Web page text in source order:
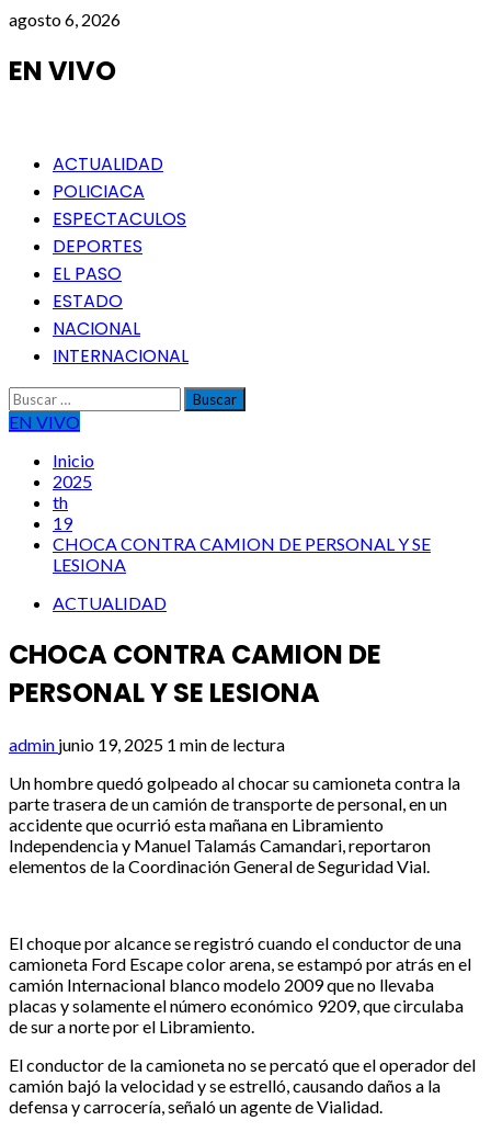
Saltar
contenido
agosto 6, 2026
EN VIVO
Menú
principal
ACTUALIDAD
POLICIACA
ESPECTACULOS
DEPORTES
EL PASO
ESTADO
NACIONAL
INTERNACIONAL
Buscar:
EN VIVO
Inicio
2025
th
19
CHOCA CONTRA CAMION DE PERSONAL Y SE
LESIONA
ACTUALIDAD
CHOCA CONTRA CAMION DE
PERSONAL Y SE LESIONA
admin junio 19, 2025 1 min de lectura
Un hombre quedó golpeado al chocar su camioneta contra la
parte trasera de un camión de transporte de personal, en un
accidente que ocurrió esta mañana en Libramiento
Independencia y Manuel Talamás Camandari, reportaron
elementos de la Coordinación General de Seguridad Vial.
El choque por alcance se registró cuando el conductor de una
camioneta Ford Escape color arena, se estampó por atrás en el
camión Internacional blanco modelo 2009 que no llevaba
placas y solamente el número económico 9209, que circulaba
de sur a norte por el Libramiento.
El conductor de la camioneta no se percató que el operador del
camión bajó la velocidad y se estrelló, causando daños a la
defensa y carrocería, señaló un agente de Vialidad.